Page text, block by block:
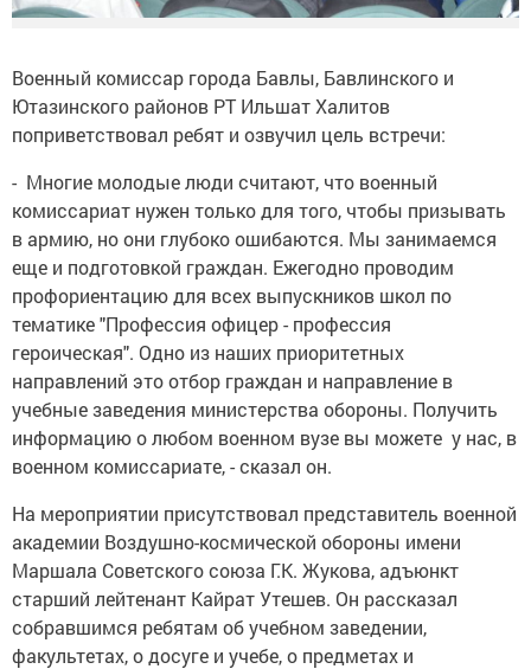
Военный комиссар города Бавлы, Бавлинского и
Ютазинского районов РТ Ильшат Халитов
поприветствовал ребят и озвучил цель встречи:
- Многие молодые люди считают, что военный
комиссариат нужен только для того, чтобы призывать
в армию, но они глубоко ошибаются. Мы занимаемся
еще и подготовкой граждан. Ежегодно проводим
профориентацию для всех выпускников школ по
тематике "Профессия офицер - профессия
героическая". Одно из наших приоритетных
направлений это отбор граждан и направление в
учебные заведения министерства обороны. Получить
информацию о любом военном вузе вы можете у нас, в
военном комиссариате, - сказал он.
На мероприятии присутствовал представитель военной
академии Воздушно-космической обороны имени
Маршала Советского союза Г.К. Жукова, адъюнкт
старший лейтенант Кайрат Утешев. Он рассказал
собравшимся ребятам об учебном заведении,
факультетах, о досуге и учебе, о предметах и